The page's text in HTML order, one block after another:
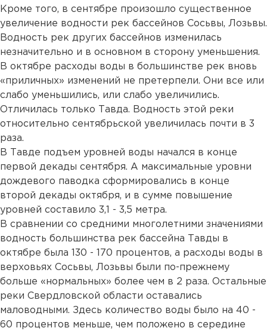
Кроме того, в сентябре произошло существенное
увеличение водности рек бассейнов Сосьвы, Лозьвы.
Водность рек других бассейнов изменилась
незначительно и в основном в сторону уменьшения.
В октябре расходы воды в большинстве рек вновь
«приличных» изменений не претерпели. Они все или
слабо уменьшились, или слабо увеличились.
Отличилась только Тавда. Водность этой реки
относительно сентябрьской увеличилась почти в 3
раза.
В Тавде подъем уровней воды начался в конце
первой декады сентября. А максимальные уровни
дождевого паводка сформировались в конце
второй декады октября, и в сумме повышение
уровней составило 3,1 - 3,5 метра.
В сравнении со средними многолетними значениями
водность большинства рек бассейна Тавды в
октябре была 130 - 170 процентов, а расходы воды в
верховьях Сосьвы, Лозьвы были по-прежнему
больше «нормальных» более чем в 2 раза. Остальные
реки Свердловской области оставались
маловодными. Здесь количество воды было на 40 -
60 процентов меньше, чем положено в середине